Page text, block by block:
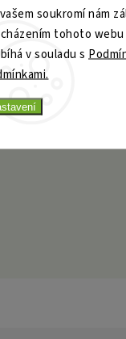
soukromí nám
tohoto
v souladu s